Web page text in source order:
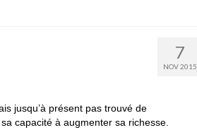
7
NOV 2015
jusqu’à présent pas trouvé de
capacité à augmenter sa richesse.